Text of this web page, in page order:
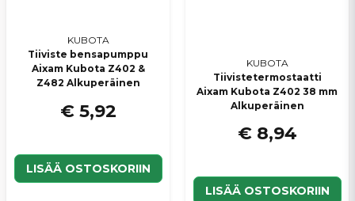
KUBOTA
Tiiviste bensapumppu
Aixam Kubota Z402 &
Z482 Alkuperäinen
€ 5,92
LISÄÄ OSTOSKORIIN
KUBOTA
Tiivistetermostaatti
Aixam Kubota Z402 38 mm
Alkuperäinen
€ 8,94
LISÄÄ OSTOSKORIIN